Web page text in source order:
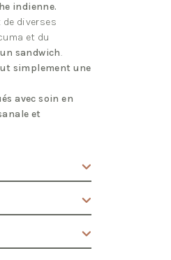
indienne.
diverses
et du
sandwich.
simplement une
avec soin en
et